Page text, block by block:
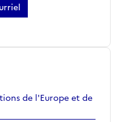
de l'Europe et de